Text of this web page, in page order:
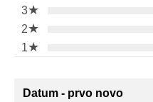
3★
2★
1★
Datum - prvo novo